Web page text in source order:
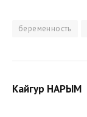
беременность
Кайгур НАРЫМ